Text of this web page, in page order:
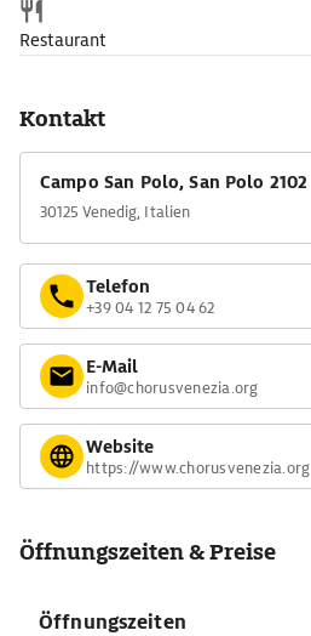
Restaurant
Kontakt
Campo San Polo, San Polo 2102
30125 Venedig, Italien
Telefon
+39 04 12 75 04 62
E-Mail
info@chorusvenezia.org
Website
https://www.chorusvenezia.org
Öffnungszeiten & Preise
Öffnungszeiten